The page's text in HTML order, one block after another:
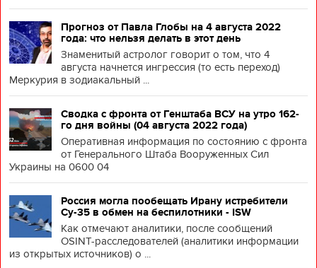
Прогноз от Павла Глобы на 4 августа 2022
года: что нельзя делать в этот день
Знаменитый астролог говорит о том, что 4
августа начнется ингрессия (то есть переход)
Меркурия в зодиакальный ...
Сводка с фронта от Генштаба ВСУ на утро 162-
го дня войны (04 августа 2022 года)
Оперативная информация по состоянию с фронта
от Генерального Штаба Вооруженных Сил
Украины на 0600 04
Россия могла пообещать Ирану истребители
Су-35 в обмен на беспилотники - ISW
Как отмечают аналитики, после сообщений
OSINT-расследователей (аналитики информации
из открытых источников) о ...